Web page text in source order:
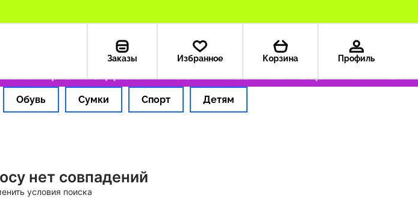
Заказы Избранное Корзина Профиль
картой РФ Доставка из США — 199 ₽ Только оригинальные
Обувь Сумки Спорт Детям
нет совпадений
условия поиска